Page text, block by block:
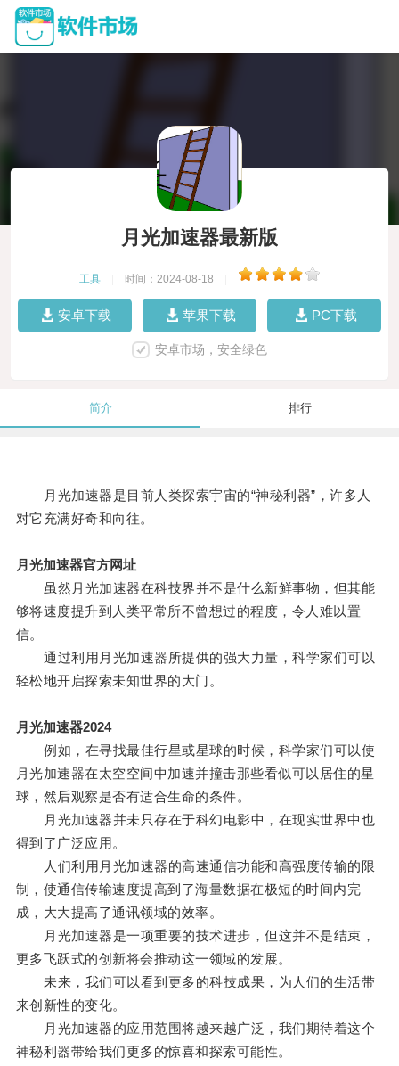
月光加速器最新版
工具 时间：2024-08-18
安卓下载 苹果下载 PC下载
安卓市场，安全绿色
简介 排行
月光加速器是目前人类探索宇宙的“神秘利器”，许多人
对它充满好奇和向往。
月光加速器官方网址
虽然月光加速器在科技界并不是什么新鲜事物，但其能
够将速度提升到人类平常所不曾想过的程度，令人难以置
信。
通过利用月光加速器所提供的强大力量，科学家们可以
轻松地开启探索未知世界的大门。
月光加速器2024
例如，在寻找最佳行星或星球的时候，科学家们可以使
月光加速器在太空空间中加速并撞击那些看似可以居住的星
球，然后观察是否有适合生命的条件。
月光加速器并未只存在于科幻电影中，在现实世界中也
得到了广泛应用。
人们利用月光加速器的高速通信功能和高强度传输的限
制，使通信传输速度提高到了海量数据在极短的时间内完
成，大大提高了通讯领域的效率。
月光加速器是一项重要的技术进步，但这并不是结束，
更多飞跃式的创新将会推动这一领域的发展。
未来，我们可以看到更多的科技成果，为人们的生活带
来创新性的变化。
月光加速器的应用范围将越来越广泛，我们期待着这个
神秘利器带给我们更多的惊喜和探索可能性。